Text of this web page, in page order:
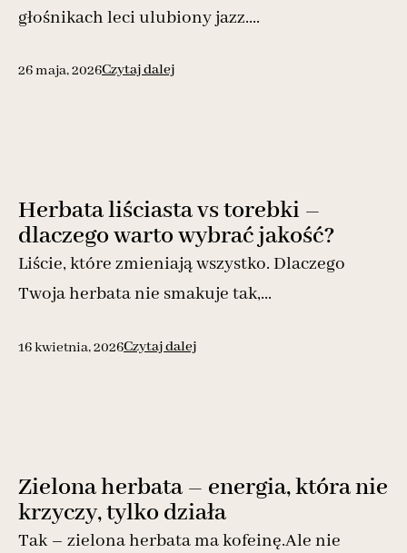
głośnikach leci ulubiony jazz....
26 maja, 2026Czytaj dalej
Herbata liściasta vs torebki –
dlaczego warto wybrać jakość?
Liście, które zmieniają wszystko. Dlaczego
Twoja herbata nie smakuje tak,...
16 kwietnia, 2026Czytaj dalej
Zielona herbata – energia, która nie
krzyczy, tylko działa
Tak – zielona herbata ma kofeinę.Ale nie